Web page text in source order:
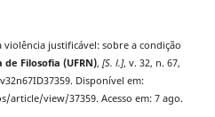
violência justificável: sobre a condição
de Filosofia (UFRN), [S. l.], v. 32, n. 67,
Disponível em:
view/37359. Acesso em: 7 ago.